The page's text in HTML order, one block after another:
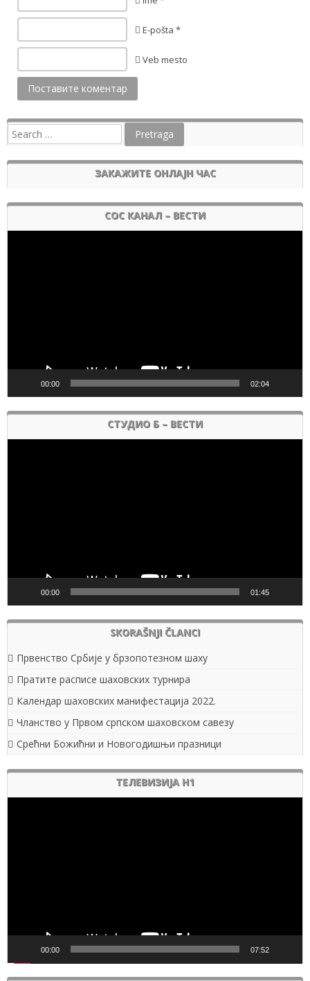
E-pošta *
Veb mesto
ЗАКАЖИТЕ ОНЛАЈН ЧАС
СОС КАНАЛ – ВЕСТИ
00:00 02:04
СТУДИО Б – ВЕСТИ
00:00 01:45
SKORAŠNJI ČLANCI
Првенство Србије у брзопотезном шаху
Пратите расписе шаховских турнира
Календар шаховских манифестација 2022.
Чланство у Првом српском шаховском савезу
Срећни Божићни и Новогодишњи празници
ТЕЛЕВИЗИЈА Н1
00:00 07:52